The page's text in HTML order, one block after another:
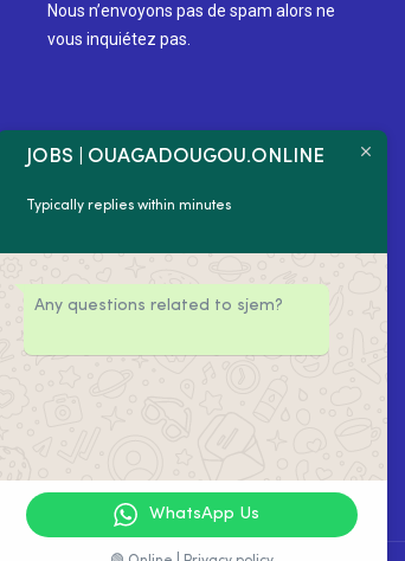
Nous n’envoyons pas de spam alors ne
vous inquiétez pas.
JOBS | OUAGADOUGOU.ONLINE
Typically replies within minutes
Any questions related to sjem?
WhatsApp Us